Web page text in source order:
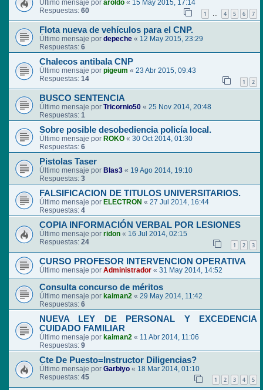
Último mensaje por aroldo « 15 May 2015, 17:14
Respuestas: 60 1 … 4 5 6 7
Flota nueva de vehículos para el CNP.
Último mensaje por depeche « 12 May 2015, 23:29
Respuestas: 6
Chalecos antibala CNP
Último mensaje por pigeum « 23 Abr 2015, 09:43
Respuestas: 14 1 2
BUSCO SENTENCIA
Último mensaje por Tricornio50 « 25 Nov 2014, 20:48
Respuestas: 1
Sobre posible desobediencia policía local.
Último mensaje por ROKO « 30 Oct 2014, 01:30
Respuestas: 6
Pistolas Taser
Último mensaje por Blas3 « 19 Ago 2014, 19:10
Respuestas: 3
FALSIFICACION DE TITULOS UNIVERSITARIOS.
Último mensaje por ELECTRON « 27 Jul 2014, 16:44
Respuestas: 4
COPIA INFORMACIÓN VERBAL POR LESIONES
Último mensaje por ridon « 16 Jul 2014, 02:15
Respuestas: 24 1 2 3
CURSO PROFESOR INTERVENCION OPERATIVA
Último mensaje por Administrador « 31 May 2014, 14:52
Consulta concurso de méritos
Último mensaje por kaiman2 « 29 May 2014, 11:42
Respuestas: 6
NUEVA LEY DE PERSONAL Y EXCEDENCIA
CUIDADO FAMILIAR
Último mensaje por kaiman2 « 11 Abr 2014, 11:06
Respuestas: 9
Cte De Puesto=Instructor Diligencias?
Último mensaje por Garbiyo « 18 Mar 2014, 01:10
Respuestas: 45 1 2 3 4 5